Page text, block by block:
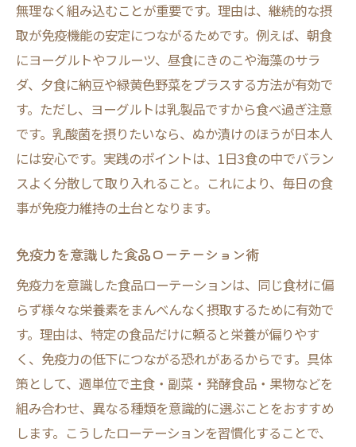
無理なく組み込むことが重要です。理由は、継続的な摂
取が免疫機能の安定につながるためです。例えば、朝食
にヨーグルトやフルーツ、昼食にきのこや海藻のサラ
ダ、夕食に納豆や緑黄色野菜をプラスする方法が有効で
す。ただし、ヨーグルトは乳製品ですから食べ過ぎ注意
です。乳酸菌を摂りたいなら、ぬか漬けのほうが日本人
には安心です。実践のポイントは、1日3食の中でバラン
スよく分散して取り入れること。これにより、毎日の食
事が免疫力維持の土台となります。
免疫力を意識した食品ローテーション術
免疫力を意識した食品ローテーションは、同じ食材に偏
らず様々な栄養素をまんべんなく摂取するために有効で
す。理由は、特定の食品だけに頼ると栄養が偏りやす
く、免疫力の低下につながる恐れがあるからです。具体
策として、週単位で主食・副菜・発酵食品・果物などを
組み合わせ、異なる種類を意識的に選ぶことをおすすめ
します。こうしたローテーションを習慣化することで、